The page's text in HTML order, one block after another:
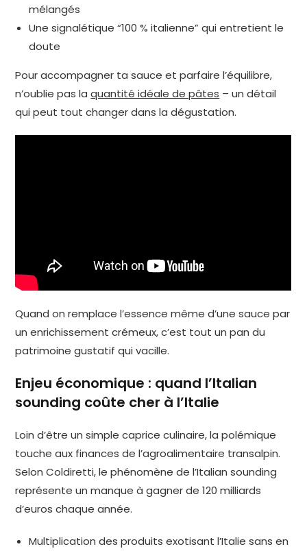
mélangés
Une signalétique “100 % italienne” qui entretient le
doute
Pour accompagner ta sauce et parfaire l’équilibre,
n’oublie pas laquantité idéale de pâtes – un détail
qui peut tout changer dans la dégustation.
Quand on remplace l’essence même d’une sauce par
un enrichissement crémeux, c’est tout un pan du
patrimoine gustatif qui vacille.
Enjeu économique : quand l’Italian
sounding coûte cher à l’Italie
Loin d’être un simple caprice culinaire, la polémique
touche aux finances de l’agroalimentaire transalpin.
Selon Coldiretti, le phénomène de l’Italian sounding
représente un manque à gagner de 120 milliards
d’euros chaque année.
Multiplication des produits exotisant l’Italie sans en